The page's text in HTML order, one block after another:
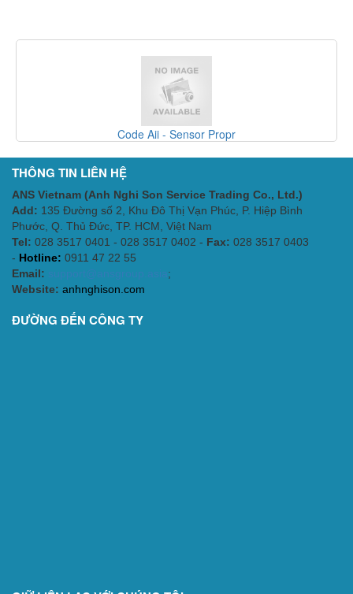
Code Aii - Sensor Propr
THÔNG TIN LIÊN HỆ
ANS Vietnam (Anh Nghi Son Service Trading Co., Ltd.)
Add: 135 Đường số 2, Khu Đô Thị Vạn Phúc, P. Hiệp Bình
Phước, Q. Thủ Đức, TP. HCM, Việt Nam
Tel: 028 3517 0401 - 028 3517 0402 - Fax: 028 3517 0403
- Hotline: 0911 47 22 55
Email: support@ansgroup.asia ;
Website: anhnghison.com
ĐƯỜNG ĐẾN CÔNG TY